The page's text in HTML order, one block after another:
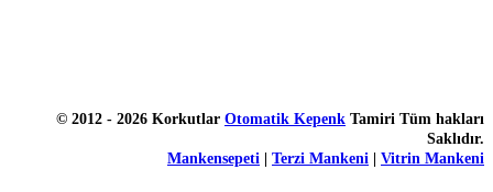
© 2012 - 2026 Korkutlar Otomatik Kepenk Tamiri Tüm hakları
Saklıdır.
Mankensepeti
Terzi Mankeni Vitrin Mankeni